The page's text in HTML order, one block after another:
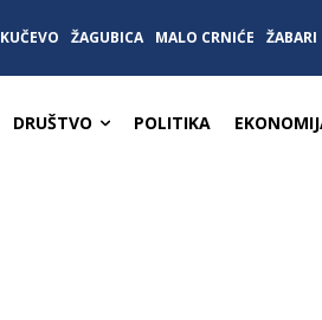
KUČEVO ŽAGUBICA MALO CRNIĆE ŽABARI
DRUŠTVO POLITIKA